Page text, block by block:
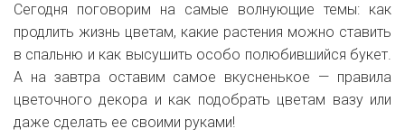
Сегодня поговорим на самые волнующие темы: как
продлить жизнь цветам, какие растения можно ставить
в спальню и как высушить особо полюбившийся букет.
А на завтра оставим самое вкусненькое — правила
цветочного декора и как подобрать цветам вазу или
даже сделать ее своими руками!